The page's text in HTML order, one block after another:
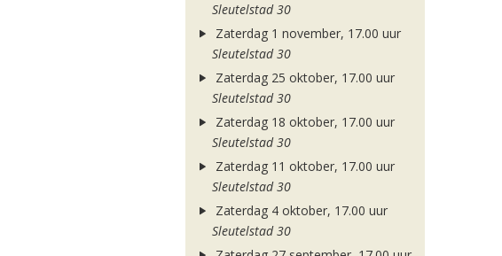
Sleutelstad 30
Zaterdag 1 november, 17.00 uur
Sleutelstad 30
Zaterdag 25 oktober, 17.00 uur
Sleutelstad 30
Zaterdag 18 oktober, 17.00 uur
Sleutelstad 30
Zaterdag 11 oktober, 17.00 uur
Sleutelstad 30
Zaterdag 4 oktober, 17.00 uur
Sleutelstad 30